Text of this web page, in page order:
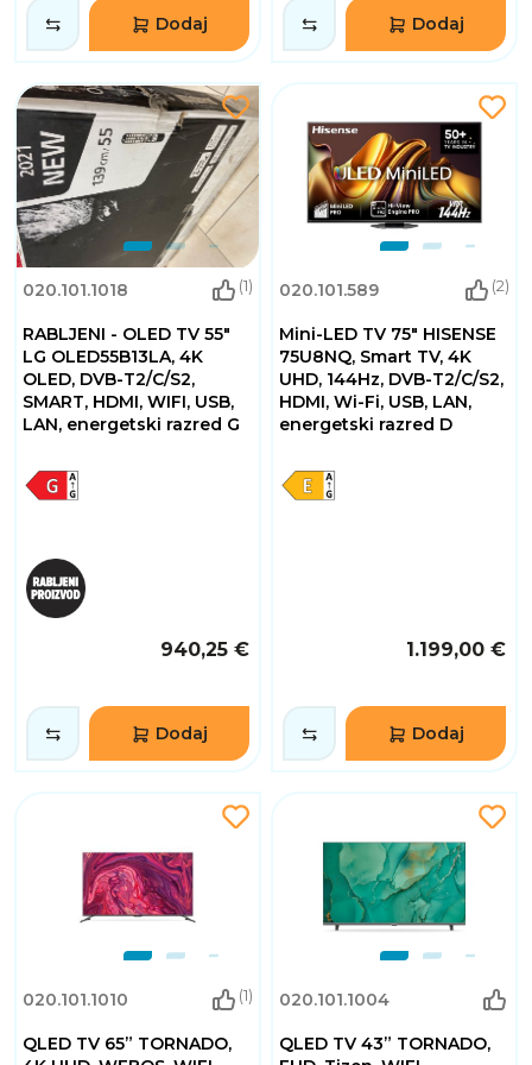
Dodaj Dodaj
020.101.1018 (1)
RABLJENI - OLED TV 55"
LG OLED55B13LA, 4K
OLED, DVB-T2/C/S2,
SMART, HDMI, WIFI, USB,
LAN, energetski razred G
940,25 €
Dodaj
020.101.589 (2)
Mini-LED TV 75" HISENSE
75U8NQ, Smart TV, 4K
UHD, 144Hz, DVB-T2/C/S2,
HDMI, Wi-Fi, USB, LAN,
energetski razred D
1.199,00 €
Dodaj
020.101.1010 (1)
QLED TV 65” TORNADO,
020.101.1004
QLED TV 43” TORNADO,